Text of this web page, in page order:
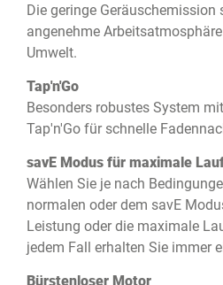
Die geringe Geräuschemission
angenehme
Umwelt.
Tap'n'Go
Besonders robustes System
Tap'n'Go für schnelle
savE Modus für maximale
Wählen Sie je nach
normalen oder dem savE
Leistung oder die maximale
jedem Fall erhalten Sie immer
Bürstenloser Motor